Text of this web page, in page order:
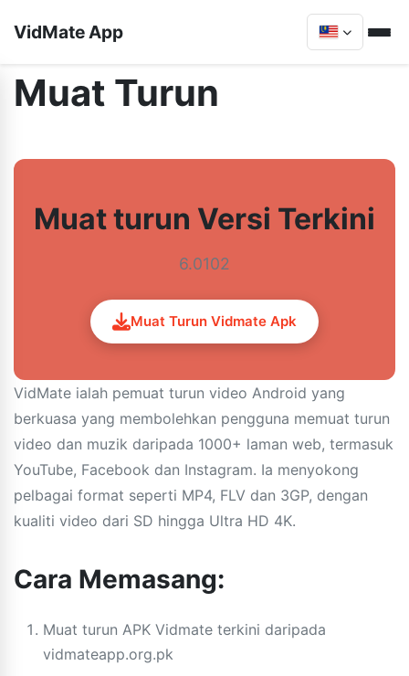
VidMate App
Muat Turun
Muat turun Versi Terkini
6.0102
Muat Turun Vidmate Apk
VidMate ialah pemuat turun video Android yang
berkuasa yang membolehkan pengguna memuat turun
video dan muzik daripada 1000+ laman web, termasuk
YouTube, Facebook dan Instagram. Ia menyokong
pelbagai format seperti MP4, FLV dan 3GP, dengan
kualiti video dari SD hingga Ultra HD 4K.
Cara Memasang:
Muat turun APK Vidmate terkini daripada
vidmateapp.org.pk